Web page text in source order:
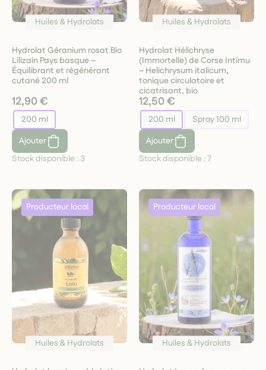
Huiles & Hydrolats
Hydrolat Géranium rosat Bio
Lilizain Pays basque –
Équilibrant et régénérant
cutané 200 ml
12,90 €
200 ml
Ajouter
Stock disponible : 3
Huiles & Hydrolats
Hydrolat Hélichryse
(Immortelle) de Corse Intímu
– Helichrysum italicum,
tonique circulatoire et
cicatrisant, bio
12,50 €
200 ml
Spray 100 ml
Ajouter
Stock disponible :7
Huiles & Hydrolats Huiles & Hydrolats